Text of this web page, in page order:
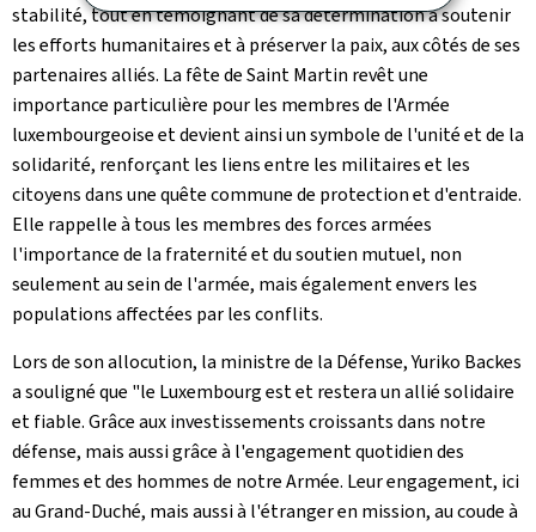
stabilité, tout en témoignant de sa détermination à soutenir
les efforts humanitaires et à préserver la paix, aux côtés de ses
partenaires alliés. La fête de Saint Martin revêt une
importance particulière pour les membres de l'Armée
luxembourgeoise et devient ainsi un symbole de l'unité et de la
solidarité, renforçant les liens entre les militaires et les
citoyens dans une quête commune de protection et d'entraide.
Elle rappelle à tous les membres des forces armées
l'importance de la fraternité et du soutien mutuel, non
seulement au sein de l'armée, mais également envers les
populations affectées par les conflits.
Lors de son allocution, la ministre de la Défense, Yuriko Backes
a souligné que "le Luxembourg est et restera un allié solidaire
et fiable. Grâce aux investissements croissants dans notre
défense, mais aussi grâce à l'engagement quotidien des
femmes et des hommes de notre Armée. Leur engagement, ici
au Grand-Duché, mais aussi à l'étranger en mission, au coude à